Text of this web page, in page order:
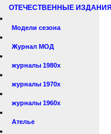
ОТЕЧЕСТВЕННЫЕ ИЗДАНИЯ
Модели сезона
Журнал МОД
журналы 1980х
журналы 1970х
журналы 1960х
Ателье